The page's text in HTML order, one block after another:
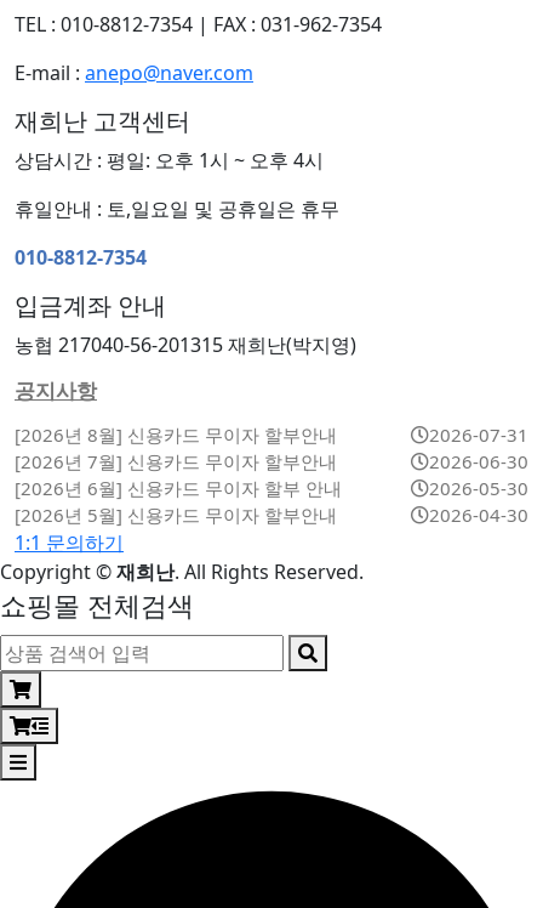
TEL : 010-8812-7354 | FAX : 031-962-7354
E-mail : anepo@naver.com
재희난 고객센터
상담시간 : 평일: 오후 1시 ~ 오후 4시
휴일안내 : 토,일요일 및 공휴일은 휴무
010-8812-7354
입금계좌 안내
농협 217040-56-201315 재희난(박지영)
공지사항
[2026년 8월] 신용카드 무이자 할부안내
2026-07-31
[2026년 7월] 신용카드 무이자 할부안내
2026-06-30
[2026년 6월] 신용카드 무이자 할부 안내
2026-05-30
[2026년 5월] 신용카드 무이자 할부안내
2026-04-30
1:1 문의하기
Copyright©재희난. All Rights Reserved.
쇼핑몰 전체검색